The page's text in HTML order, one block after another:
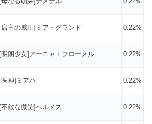
[店主の威圧]ミア・グランド 0.22%
[明朗少女]アーニャ・フローメル 0.22%
[医神]ミアハ 0.22%
[不敵な微笑]ヘルメス 0.22%